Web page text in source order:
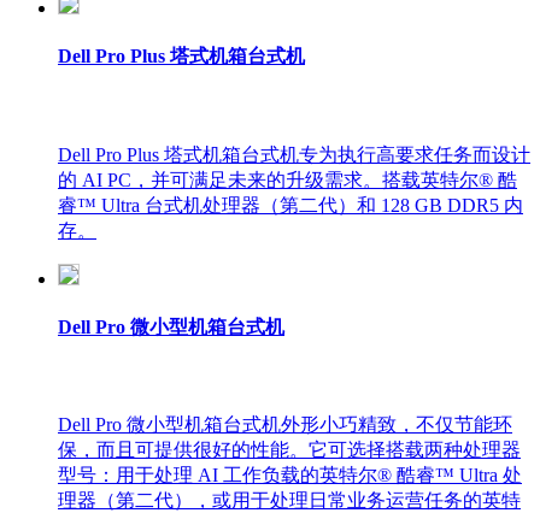
Dell Pro Plus 塔式机箱台式机
Dell Pro Plus 塔式机箱台式机专为执行高要求任务而设计
的 AI PC，并可满足未来的升级需求。搭载英特尔® 酷
睿™ Ultra 台式机处理器（第二代）和 128 GB DDR5 内
存。
Dell Pro 微小型机箱台式机
Dell Pro 微小型机箱台式机外形小巧精致，不仅节能环
保，而且可提供很好的性能。它可选择搭载两种处理器
型号：用于处理 AI 工作负载的英特尔® 酷睿™ Ultra 处
理器（第二代），或用于处理日常业务运营任务的英特